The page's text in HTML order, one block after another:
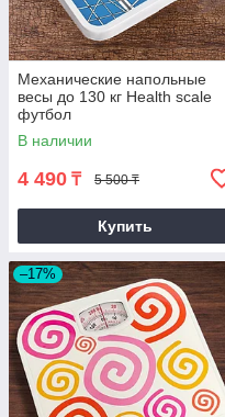
Механические напольные
весы до 130 кг Health scale
футбол
В наличии
4 490 ₸ 5 500 ₸
Купить
–17%